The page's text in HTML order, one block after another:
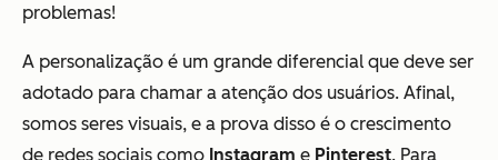
problemas!
A personalização é um grande diferencial que deve ser
adotado para chamar a atenção dos usuários. Afinal,
somos seres visuais, e a prova disso é o crescimento
de redes sociais como Instagram e Pinterest. Para